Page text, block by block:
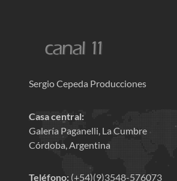
Sergio Cepeda Producciones
Casa central:
Galería Paganelli, La Cumbre
Córdoba, Argentina
Teléfono: (+54)(9)3548-576073